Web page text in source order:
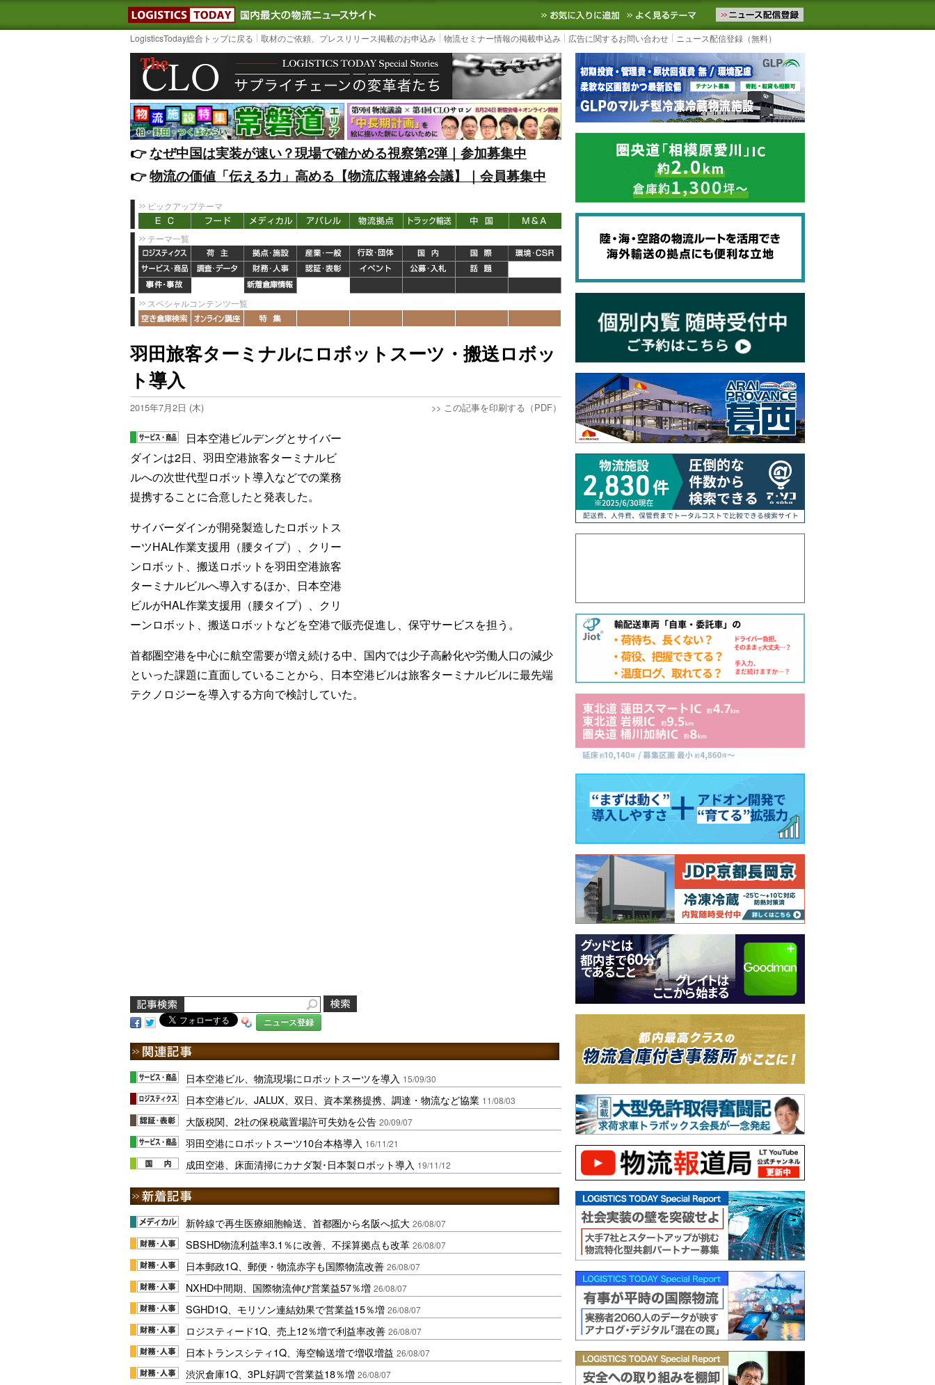
LOGISTICS TODAY｜国内最大の物流ニュースサイト3PL, SCMなど国内外の最新の物流ニュースをお届けします。物流ニュースメール配信を登録す
お気に入りに追加 よく見るテーマ
LogisticsToday総合トップに戻る 取材のご依頼、プレスリリース掲載のお申込み 物流セミナー情報の掲載申込み 広告に関するお問い合わせ ニュース配信登録（無料）
👉️なぜ中国は実装が速い？現場で確かめる視察第2弾｜参加募集中
👉️物流の価値「伝える力」高める【物流広報連絡会議】｜会員募集中
ピックアップテーマ
テーマ一覧
スペシャルコンテンツ一覧
羽田旅客ターミナルにロボットスーツ・搬送ロボッ
ト導入
2015年7月2日 (木) >> この記事を印刷する（PDF）
日本空港ビルデングとサイバー
ダインは2日、羽田空港旅客ターミナルビ
ルへの次世代型ロボット導入などでの業務
提携することに合意したと発表した。
サイバーダインが開発製造したロボットス
ーツHAL作業支援用（腰タイプ）、クリー
ンロボット、搬送ロボットを羽田空港旅客
ターミナルビルへ導入するほか、日本空港
ビルがHAL作業支援用（腰タイプ）、クリ
ーンロボット、搬送ロボットなどを空港で販売促進し、保守サービスを担う。
首都圏空港を中心に航空需要が増え続ける中、国内では少子高齢化や労働人口の減少
といった課題に直面していることから、日本空港ビルは旅客ターミナルビルに最先端
テクノロジーを導入する方向で検討していた。
ニュース登録
日本空港ビル、物流現場にロボットスーツを導入 15/09/30
日本空港ビル、JALUX、双日、資本業務提携、調達・物流など協業 11/08/03
大阪税関、2社の保税蔵置場許可失効を公告 20/09/07
羽田空港にロボットスーツ10台本格導入 16/11/21
成田空港、床面清掃にカナダ製･日本製ロボット導入 19/11/12
新幹線で再生医療細胞輸送、首都圏から名阪へ拡大 26/08/07
SBSHD物流利益率3.1％に改善、不採算拠点も改革 26/08/07
日本郵政1Q、郵便・物流赤字も国際物流改善 26/08/07
NXHD中間期、国際物流伸び営業益57％増 26/08/07
SGHD1Q、モリソン連結効果で営業益15％増 26/08/07
ロジスティード1Q、売上12％増で利益率改善 26/08/07
日本トランスシティ1Q、海空輸送増で増収増益 26/08/07
渋沢倉庫1Q、3PL好調で営業益18％増 26/08/07